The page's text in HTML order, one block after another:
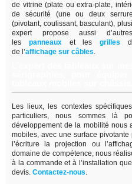
de vitrine (plate ou extra-plate,
de sécurité (une ou deux
(pivotant, coulissant, basculant),
expert propose aussi
les
panneaux et les grilles
de l’affichage sur câbles.
Les lieux, les contextes
particuliers, nous sommes là
développement de la mobilité nous
mobiles, avec une surface
l’écriture la projection ou
domaine de compétence, nous
à la commande et à l’installation
devis. Contactez-nous.